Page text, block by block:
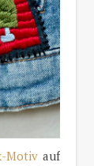
Motiv auf